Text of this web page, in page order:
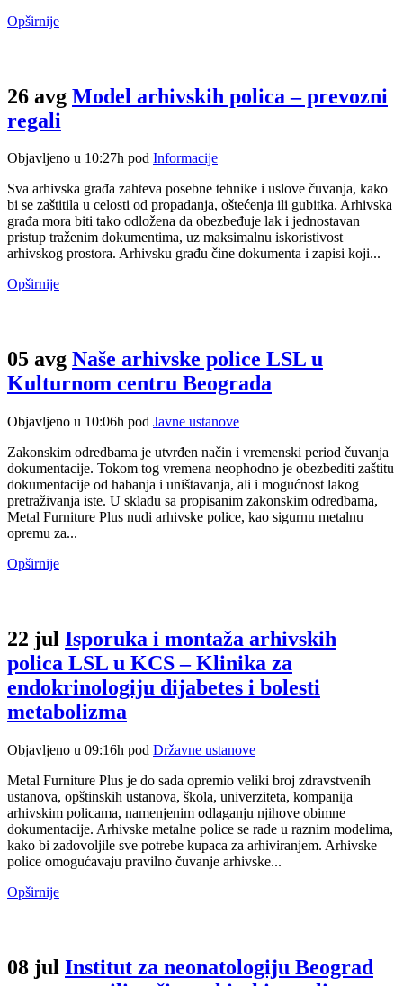
Opširnije
26 avg Model arhivskih polica – prevozni
regali
Objavljeno u 10:27h pod Informacije
Sva arhivska građa zahteva posebne tehnike i uslove čuvanja, kako
bi se zaštitila u celosti od propadanja, oštećenja ili gubitka. Arhivska
građa mora biti tako odložena da obezbeđuje lak i jednostavan
pristup traženim dokumentima, uz maksimalnu iskoristivost
arhivskog prostora. Arhivsku građu čine dokumenta i zapisi koji...
Opširnije
05 avg Naše arhivske police LSL u
Kulturnom centru Beograda
Objavljeno u 10:06h pod Javne ustanove
Zakonskim odredbama je utvrđen način i vremenski period čuvanja
dokumentacije. Tokom tog vremena neophodno je obezbediti zaštitu
dokumentacije od habanja i uništavanja, ali i mogućnost lakog
pretraživanja iste. U skladu sa propisanim zakonskim odredbama,
Metal Furniture Plus nudi arhivske police, kao sigurnu metalnu
opremu za...
Opširnije
22 jul Isporuka i montaža arhivskih
polica LSL u KCS – Klinika za
endokrinologiju dijabetes i bolesti
metabolizma
Objavljeno u 09:16h pod Državne ustanove
Metal Furniture Plus je do sada opremio veliki broj zdravstvenih
ustanova, opštinskih ustanova, škola, univerziteta, kompanija
arhivskim policama, namenjenim odlaganju njihove obimne
dokumentacije. Arhivske metalne police se rade u raznim modelima,
kako bi zadovoljile sve potrebe kupaca za arhiviranjem. Arhivske
police omogućavaju pravilno čuvanje arhivske...
Opširnije
08 jul Institut za neonatologiju Beograd